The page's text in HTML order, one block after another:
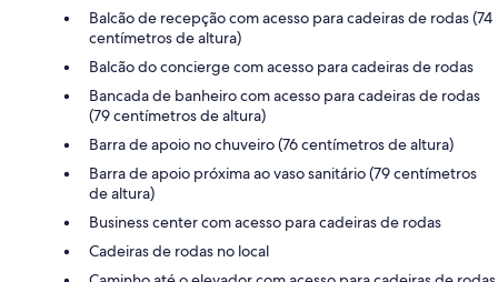
Balcão de recepção com acesso para cadeiras de rodas (74
centímetros de altura)
Balcão do concierge com acesso para cadeiras de rodas
Bancada de banheiro com acesso para cadeiras de rodas
(79 centímetros de altura)
Barra de apoio no chuveiro (76 centímetros de altura)
Barra de apoio próxima ao vaso sanitário (79 centímetros
de altura)
Business center com acesso para cadeiras de rodas
Cadeiras de rodas no local